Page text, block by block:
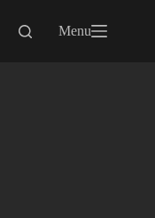
Menu